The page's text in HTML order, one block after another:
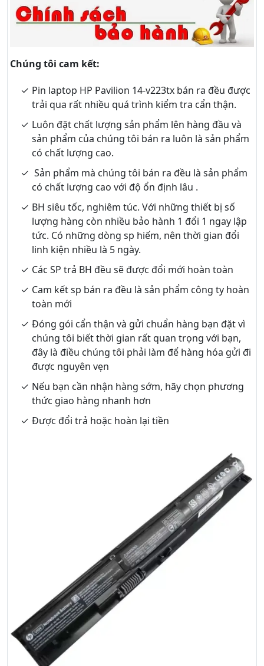
Chúng tôi cam kết:
Pin laptop HP Pavilion 14-v223tx bán ra đều được
trải qua rất nhiều quá trình kiểm tra cẩn thận.
Luôn đặt chất lượng sản phẩm lên hàng đầu và
sản phẩm của chúng tôi bán ra luôn là sản phẩm
có chất lượng cao.
Sản phẩm mà chúng tôi bán ra đều là sản phẩm
có chất lượng cao với độ ổn định lâu .
BH siêu tốc, nghiêm túc. Với những thiết bị số
lượng hàng còn nhiều bảo hành 1 đổi 1 ngay lập
tức. Có những dòng sp hiếm, nên thời gian đổi
linh kiện nhiều là 5 ngày.
Các SP trả BH đều sẽ được đổi mới hoàn toàn
Cam kết sp bán ra đều là sản phẩm công ty hoàn
toàn mới
Đóng gói cẩn thận và gửi chuẩn hàng bạn đặt vì
chúng tôi biết thời gian rất quan trọng với bạn,
đây là điều chúng tôi phải làm để hàng hóa gửi đi
được nguyên vẹn
Nếu bạn cần nhận hàng sớm, hãy chọn phương
thức giao hàng nhanh hơn
Được đổi trả hoặc hoàn lại tiền